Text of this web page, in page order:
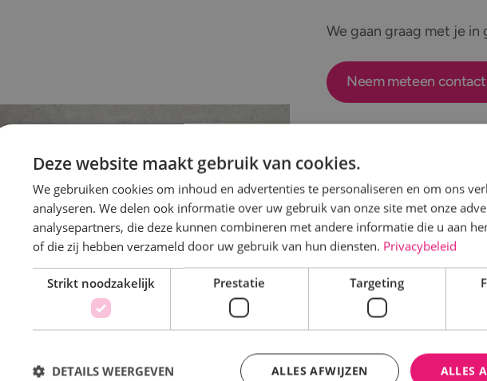
We gaan graag met je
Neem meteen
Veelgestelde vragen over sales support in telecom &
Heb je vragen over sales support binnen telecom en connectiviteit?
we de meest voorkomende vragen, zodat je snel inzicht krijgt in wat dit voor
kan betekenen.
Deze website maakt gebruik van cookies.
We gebruiken cookies om inhoud en advertenties te personaliseren en om ons
analyseren. We delen ook informatie over uw gebruik van onze site met onze
analysepartners, die deze kunnen combineren met andere informatie die u aan
of die zij hebben verzameld door uw gebruik van hun diensten. Privacybeleid
Strikt noodzakelijk Prestatie Targeting
ALLES
ALLES AFWIJZEN
DETAILS WEERGEVEN